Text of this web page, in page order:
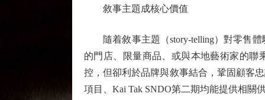
敘事主題成核心價值
隨着敘事主題（story-telling）對零售體
的門店、限量商品、或與本地藝術家的聯
控，但卻利於品牌與敘事結合，鞏固顧客
項目、Kai Tak SNDO第二期均能提供相關